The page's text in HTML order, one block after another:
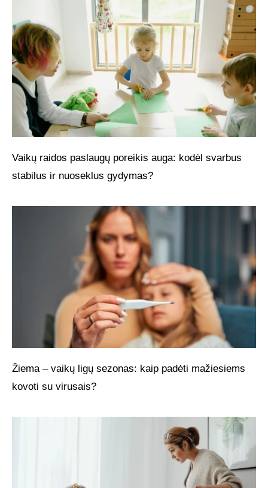
Vaikų raidos paslaugų poreikis auga: kodėl svarbus
stabilus ir nuoseklus gydymas?
Žiema – vaikų ligų sezonas: kaip padėti mažiesiems
kovoti su virusais?